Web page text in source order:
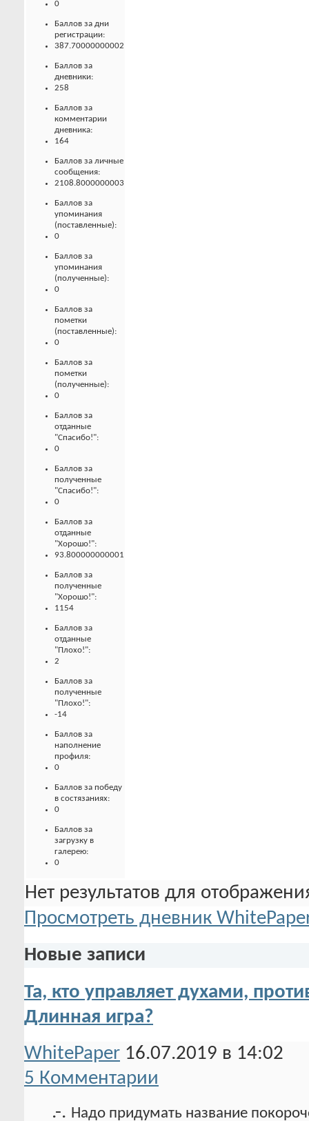
0
Баллов за дни
регистрации:
387.70000000002
Баллов за
дневники:
258
Баллов за
комментарии
дневника:
164
Баллов за личные
сообщения:
2108.8000000003
Баллов за
упоминания
(поставленные):
0
Баллов за
упоминания
(полученные):
0
Баллов за
пометки
(поставленные):
0
Баллов за
пометки
(полученные):
0
Баллов за
отданные
"Спасибо!":
0
Баллов за
полученные
"Спасибо!":
0
Баллов за
отданные
"Хорошо!":
93.800000000001
Баллов за
полученные
"Хорошо!":
1154
Баллов за
отданные
"Плохо!":
2
Баллов за
полученные
"Плохо!":
-14
Баллов за
наполнение
профиля:
0
Баллов за победу
в состязаниях:
0
Баллов за
загрузку в
галерею:
0
Нет результатов для
Просмотреть дневник
Новые записи
Та, кто управляет духами,
Длинная игра?
WhitePaper 16.07.2019 в 14:02
5 Комментарии
.-. Надо придумать название